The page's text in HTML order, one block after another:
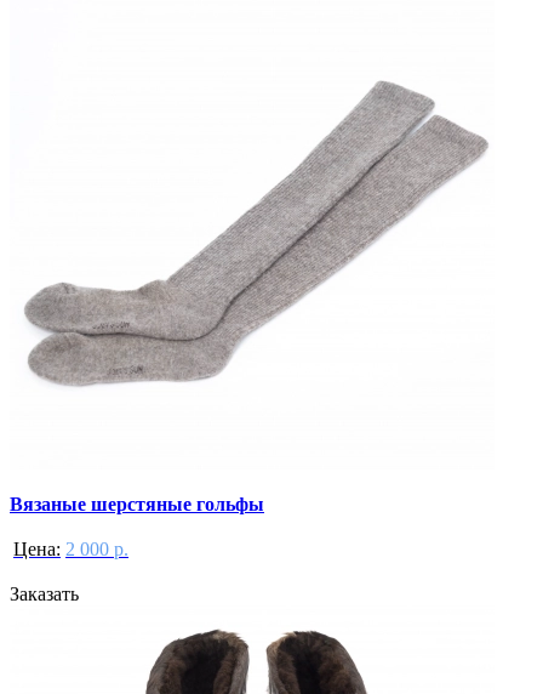
Вязаные шерстяные гольфы
Цена: 2 000 р.
Заказать